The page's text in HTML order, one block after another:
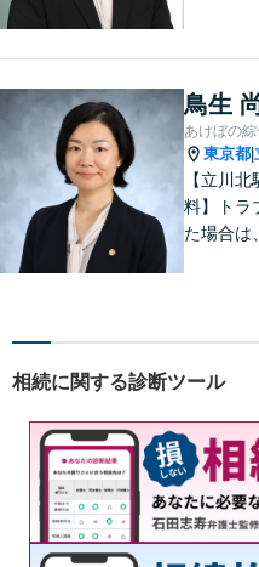
鳥生
あけぼの
東京都
【立川
料】トラ
た場合は
要な準備
相続に関する診断ツール